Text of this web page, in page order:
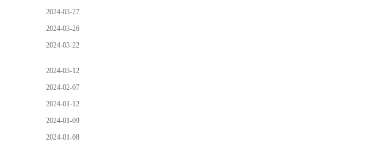
2024-03-27
2024-03-26
2024-03-22
2024-03-12
2024-02-07
2024-01-12
2024-01-09
2024-01-08